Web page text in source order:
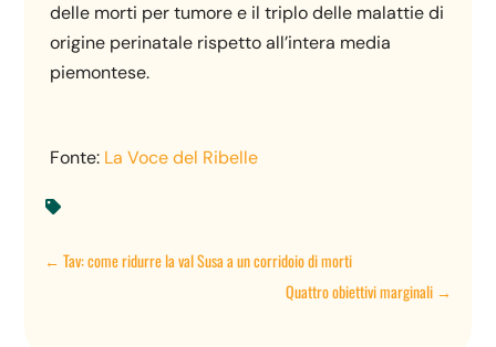
delle morti per tumore e il triplo delle malattie di
origine perinatale rispetto all’intera media
piemontese.
Fonte: La Voce del Ribelle

←Tav: come ridurre la val Susa a un corridoio di morti
Quattro obiettivi marginali→